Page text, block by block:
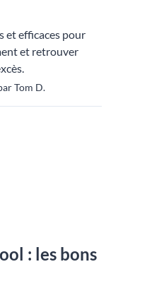
et efficaces pour
et retrouver
Tom D.
: les bons